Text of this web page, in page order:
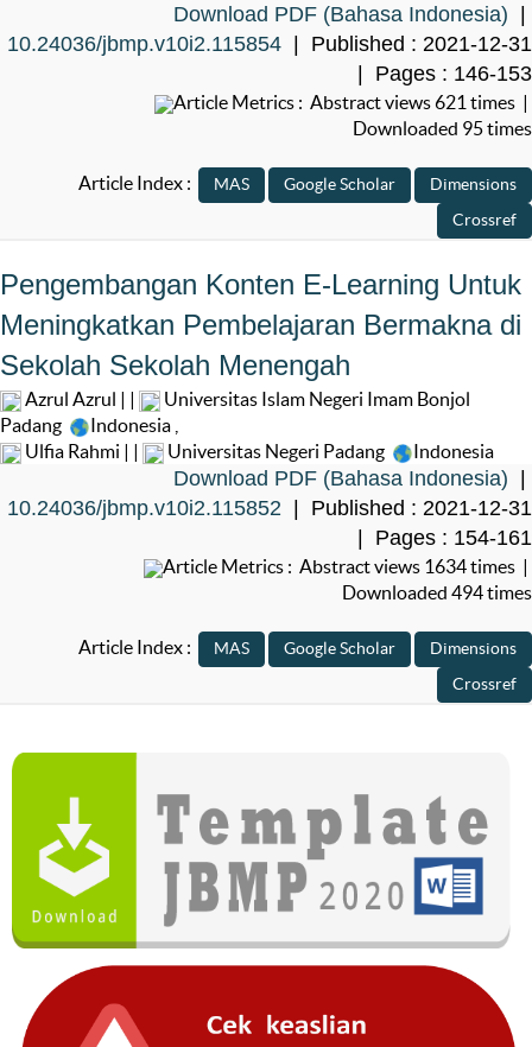
Download PDF (Bahasa Indonesia) |
10.24036/jbmp.v10i2.115854 | Published : 2021-12-31
| Pages : 146-153
Article Metrics : Abstract views 621 times |
Downloaded 95 times
Article Index :
Pengembangan Konten E-Learning Untuk
Meningkatkan Pembelajaran Bermakna di
Sekolah Sekolah Menengah
Azrul Azrul | |
Universitas Islam Negeri Imam Bonjol
Padang
Indonesia
Ulfia Rahmi | |
Universitas Negeri Padang Indonesia
Download PDF (Bahasa Indonesia) |
10.24036/jbmp.v10i2.115852 | Published : 2021-12-31
| Pages : 154-161
Article Metrics : Abstract views 1634 times |
Downloaded 494 times
Article Index :